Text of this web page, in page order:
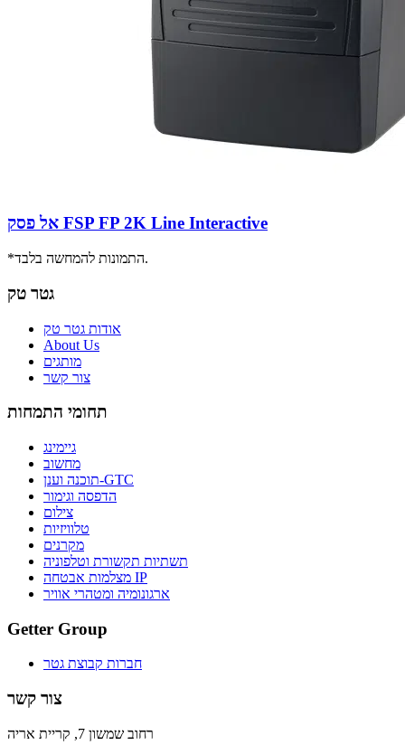
אל פסק FSP FP 2K Line Interactive
*התמונות להמחשה בלבד.
גטר טק
אודות גטר טק
About Us
מותגים
צור קשר
תחומי התמחות
גיימינג
מחשוב
תוכנה וענן-GTC
הדפסה וגימור
צילום
טלוויזיות
מקרנים
תשתיות תקשורת וטלפוניה
מצלמות אבטחה IP
ארגונומיה ומטהרי אוויר
Getter Group
חברות קבוצת גטר
צור קשר
רחוב שמשון 7, קריית אריה